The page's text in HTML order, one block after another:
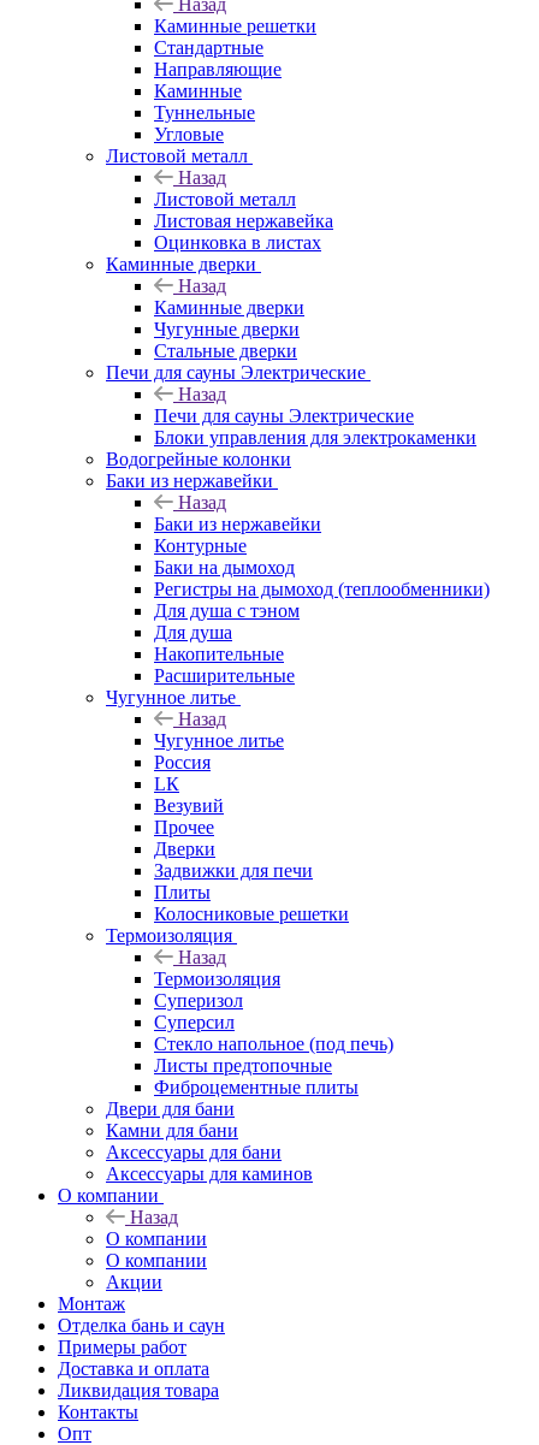
Назад
Каминные решетки
Стандартные
Направляющие
Каминные
Туннельные
Угловые
Листовой металл
Назад
Листовой металл
Листовая нержавейка
Оцинковка в листах
Каминные дверки
Назад
Каминные дверки
Чугунные дверки
Стальные дверки
Печи для сауны Электрические
Назад
Печи для сауны Электрические
Блоки управления для электрокаменки
Водогрейные колонки
Баки из нержавейки
Назад
Баки из нержавейки
Контурные
Баки на дымоход
Регистры на дымоход (теплообменники)
Для душа с тэном
Для душа
Накопительные
Расширительные
Чугунное литье
Назад
Чугунное литье
Россия
LК
Везувий
Прочее
Дверки
Задвижки для печи
Плиты
Колосниковые решетки
Термоизоляция
Назад
Термоизоляция
Суперизол
Суперсил
Стекло напольное (под печь)
Листы предтопочные
Фиброцементные плиты
Двери для бани
Камни для бани
Аксессуары для бани
Аксессуары для каминов
О компании
Назад
О компании
О компании
Акции
Монтаж
Отделка бань и саун
Примеры работ
Доставка и оплата
Ликвидация товара
Контакты
Опт